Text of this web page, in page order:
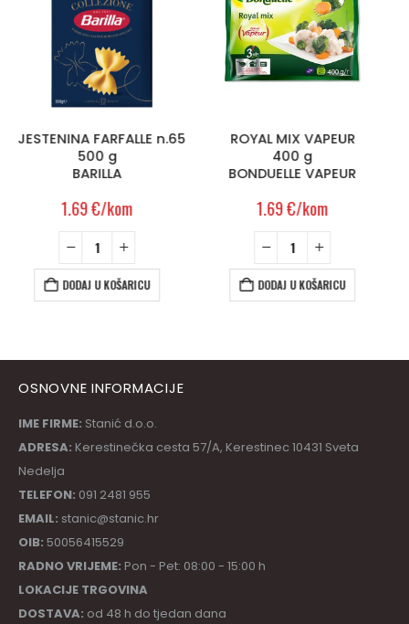
ROYAL MIX VAPEUR
400 g
BONDUELLE VAPEUR
1.69€/kom
DODAJ U KOŠARICU
PHILADELPHIA PROTEIN
175 g
KRAFT
OSNOVNE INFORMACIJE
IME FIRME: Stanić d.o.o.
ADRESA: Kerestinečka cesta 57/A, Kerestinec 10431 Sveta
Nedelja
TELEFON: 091 2481 955
EMAIL: stanic@stanic.hr
OIB: 50056415529
RADNO VRIJEME: Pon - Pet: 08:00 - 15:00 h
LOKACIJE TRGOVINA
DOSTAVA: od 48 h do tjedan dana